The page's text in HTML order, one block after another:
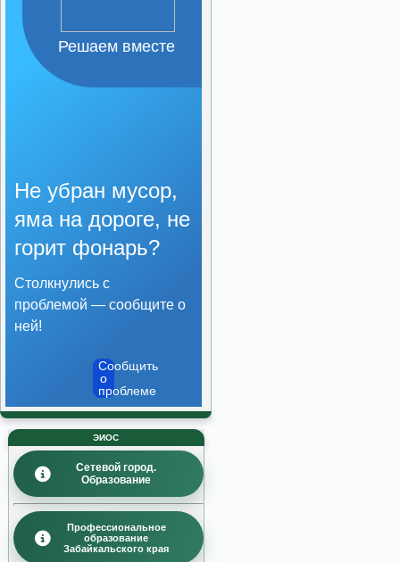
образовательной
организации
Образовательные
стандарты и требования
Решаем вместе
Не убран мусор,
яма на дороге, не
горит фонарь?
Столкнулись с
проблемой — сообщите о
ней!
Сообщить
о
проблеме
ЭИОС
Сетевой город.
Образование
Профессиональное
образование
Забайкальского края